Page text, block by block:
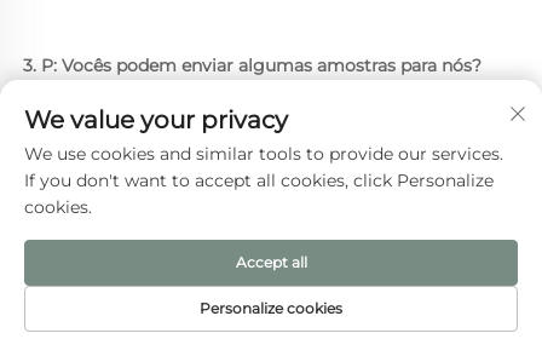
3. P: Vocês podem enviar algumas amostras para nós?
R: Claro. Ficamos muito felizes em enviar as amostras.
4. P: E quanto ao tamanho ou à impressão do logotipo?
R: Nossos tamanhos são de acordo com sua exigência.
We value your privacy
We use cookies and similar tools to provide our services.
If you don't want to accept all cookies, click Personalize
cookies.
Personalize cookies
Accept all